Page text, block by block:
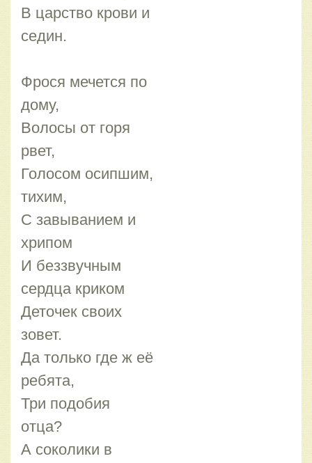
В царство крови и
седин.
Фрося мечется по
дому,
Волосы от горя
рвет,
Голосом осипшим,
тихим,
С завыванием и
хрипом
И беззвучным
сердца криком
Деточек своих
зовет.
Да только где ж её
ребята,
Три подобия
отца?
А соколики в